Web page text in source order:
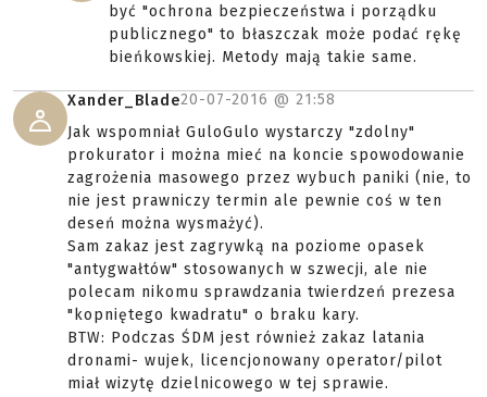
być "ochrona bezpieczeństwa i porządku
publicznego" to błaszczak może podać rękę
bieńkowskiej. Metody mają takie same.
Xander_Blade20-07-2016 @ 21:58
Jak wspomniał GuloGulo wystarczy "zdolny"
prokurator i można mieć na koncie spowodowanie
zagrożenia masowego przez wybuch paniki (nie, to
nie jest prawniczy termin ale pewnie coś w ten
deseń można wysmażyć).
Sam zakaz jest zagrywką na poziome opasek
"antygwałtów" stosowanych w szwecji, ale nie
polecam nikomu sprawdzania twierdzeń prezesa
"kopniętego kwadratu" o braku kary.
BTW: Podczas ŚDM jest również zakaz latania
dronami- wujek, licencjonowany operator/pilot
miał wizytę dzielnicowego w tej sprawie.